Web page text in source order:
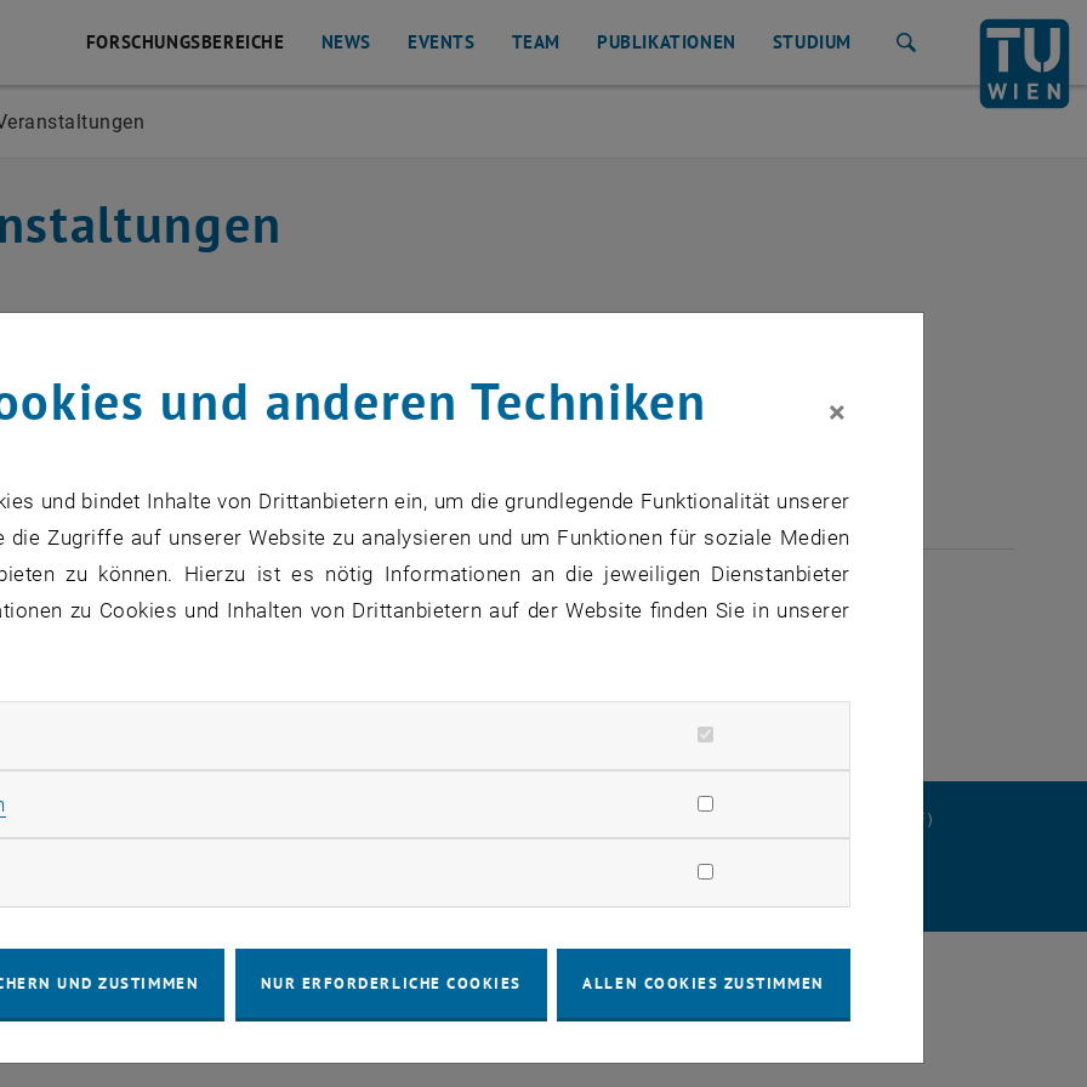
FORSCHUNGSBEREICHE NEWS EVENTS TEAM PUBLIKATIONEN STUDIUM
Veranstaltungen in der aktuellen Ansicht.
DATENSCHUTZERKLÄRUNG (PDF)
und anderen Techniken ×
und bindet Inhalte von Drittanbietern ein, um die grundlegende Funktionalität unserer
Zugriffe auf unserer Website zu analysieren und um Funktionen für soziale Medien
zu können. Hierzu ist es nötig Informationen an die jeweiligen Dienstanbieter
zu Cookies und Inhalten von Drittanbietern auf der Website finden Sie in unserer
Cookies zulassen
UND ZUSTIMMEN NUR ERFORDERLICHE COOKIES ALLEN COOKIES ZUSTIMMEN